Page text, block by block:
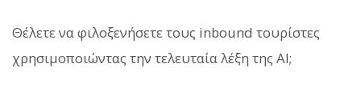
Θέλετε να φιλοξενήσετε τους inbound τουρίστες
χρησιμοποιώντας την τελευταία λέξη της AI;